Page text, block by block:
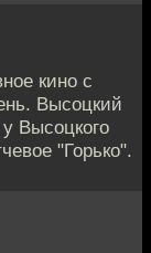
кино с
Высоцкий
Высоцкого
"Горько".